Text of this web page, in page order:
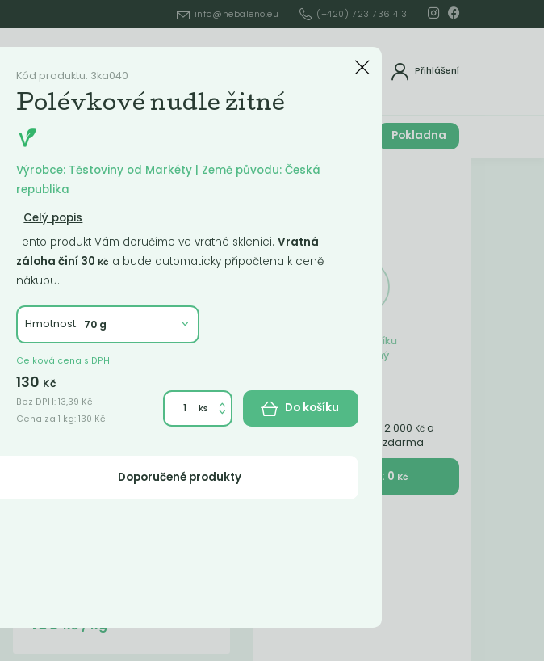
info@nebaleno.eu (+420) 723 736 413
Přihlášení
Pokladna
Obsah košíku
je prázdný
Nakupte ještě za 2 000 Kč a
získáte dopravu zdarma
K pokladně : 0 Kč
Nejprodávanější
109Kč/ Kg
Kód produktu: 3ka040
Polévkové nudle žitné
Výrobce: Těstoviny od Markéty | Země původu: Česká
republika
Celý popis
Tento produkt Vám doručíme ve vratné sklenici. Vratná
záloha činí 30 Kč a bude automaticky připočtena k ceně
nákupu.
Hmotnost:
Celková cena s DPH
130 Kč
Bez DPH: 13,39 Kč
Cena za 1 kg: 130 Kč
Do košíku
Doporučené produkty